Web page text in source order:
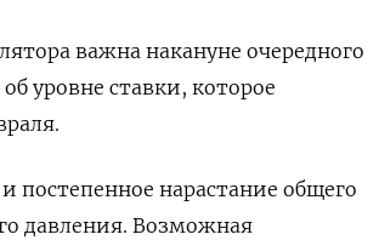
важна накануне очередного
уровне ставки, которое
постепенное нарастание общего
давления. Возможная